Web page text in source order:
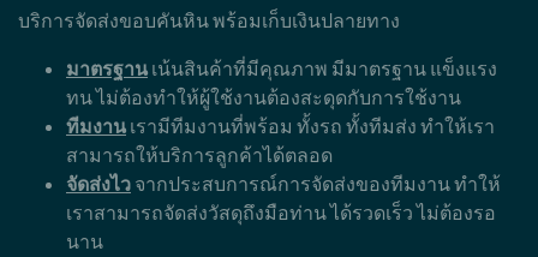
บริการจัดส่งขอบคันหิน พร้อมเก็บเงินปลายทาง
มาตรฐาน เน้นสินค้าที่มีคุณภาพ มีมาตรฐาน แข็งแรง
ทน ไม่ต้องทำให้ผู้ใช้งานต้องสะดุดกับการใช้งาน
ทีมงาน เรามีทีมงานที่พร้อม ทั้งรถ ทั้งทีมส่ง ทำให้เรา
สามารถให้บริการลูกค้าได้ตลอด
จัดส่งไว จากประสบการณ์การจัดส่งของทีมงาน ทำให้
เราสามารถจัดส่งวัสดุถึงมือท่าน ได้รวดเร็ว ไม่ต้องรอ
นาน